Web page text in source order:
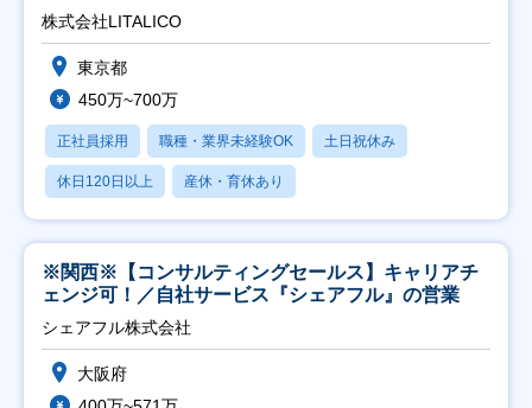
株式会社LITALICO
東京都
450万~700万
正社員採用 職種・業界未経験OK 土日祝休み
休日120日以上 産休・育休あり
※関西※【コンサルティングセールス】キャリアチ
ェンジ可！／自社サービス『シェアフル』の営業
シェアフル株式会社
大阪府